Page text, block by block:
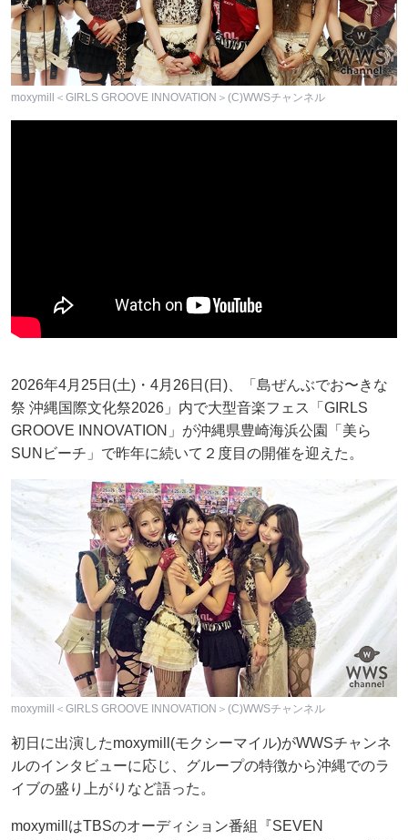
moxymill＜GIRLS GROOVE INNOVATION＞(C)WWSチャンネル
2026年4月25日(土)・4月26日(日)、「島ぜんぶでお〜きな
祭 沖縄国際文化祭2026」内で大型音楽フェス「GIRLS
GROOVE INNOVATION」が沖縄県豊崎海浜公園「美ら
SUNビーチ」で昨年に続いて２度目の開催を迎えた。
moxymill＜GIRLS GROOVE INNOVATION＞(C)WWSチャンネル
初日に出演したmoxymill(モクシーマイル)がWWSチャンネ
ルのインタビューに応じ、グループの特徴から沖縄でのラ
イブの盛り上がりなど語った。
moxymillはTBSのオーディション番組『SEVEN